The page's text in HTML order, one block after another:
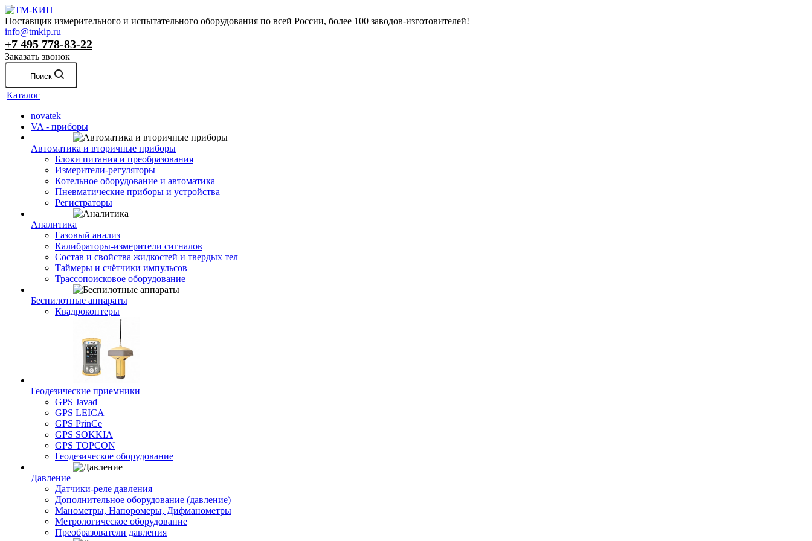
Поставщик измерительного и испытательного оборудования по всей России, более 100 заводов-изготовителей!
info@tmkip.ru
+7 495 778-83-22
Заказать звонок
Поиск
Каталог
novatek
VA - приборы
Автоматика и вторичные приборы
Блоки питания и преобразования
Измерители-регуляторы
Котельное оборудование и автоматика
Пневматические приборы и устройства
Регистраторы
Аналитика
Газовый анализ
Калибраторы-измерители сигналов
Состав и свойства жидкостей и твердых тел
Таймеры и счётчики импульсов
Трассопоисковое оборудование
Беспилотные аппараты
Квадрокоптеры
Геодезические приемники
GPS Javad
GPS LEICA
GPS PrinCe
GPS SOKKIA
GPS TOPCON
Геодезическое оборудование
Давление
Датчики-реле давления
Дополнительное оборудование (давление)
Манометры, Напоромеры, Дифманометры
Метрологическое оборудование
Преобразователи давления